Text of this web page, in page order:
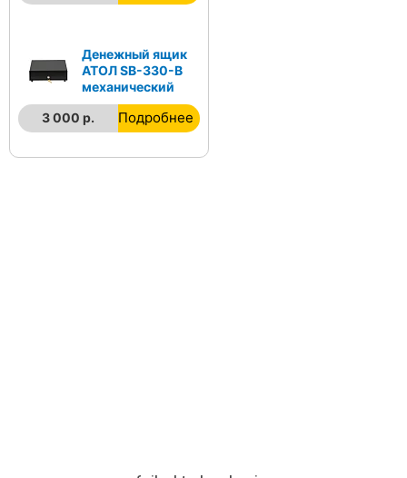
Денежный ящик
АТОЛ SB-330-B
механический
3 000 р.
Подробнее